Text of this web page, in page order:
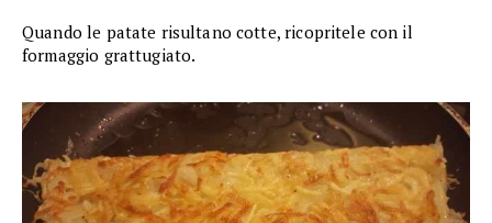
Quando le patate risultano cotte, ricopritele con il
formaggio grattugiato.